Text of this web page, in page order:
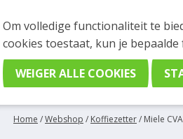
WEBSHOP BESTELLINGEN
Je kan tijdelijk geen bestelling
Home /Webshop / Koffiezetter/ Miele
Om volledige functionaliteit te
cookies toestaat, kun je